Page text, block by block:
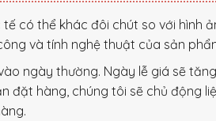
có thể khác đôi chút so với hình
và tính nghệ thuật của sản
ngày thường. Ngày lễ giá sẽ
đặt hàng, chúng tôi sẽ chủ động